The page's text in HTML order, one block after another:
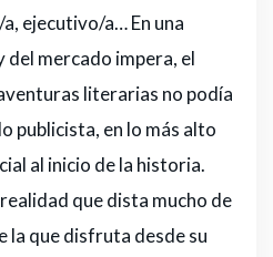
ejecutivo/a… En una
del mercado impera, el
literarias no podía
publicista, en lo más alto
al inicio de la historia.
que dista mucho de
la que disfruta desde su